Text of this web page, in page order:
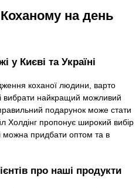
на день
у Києві та Україні
коханої людини, варто
і вибрати найкращий можливий
подарунок може стати
Холдінг пропонує широкий вибір
можна придбати оптом та в
про наші продукти